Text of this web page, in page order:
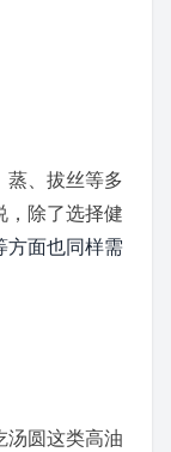
、 拔丝等多
，除了选择健
方面也同样需
汤圆这类高油